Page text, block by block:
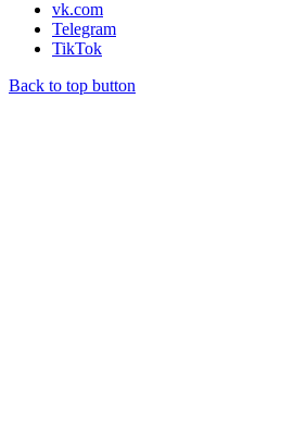
vk.com
Telegram
TikTok
Back to top button